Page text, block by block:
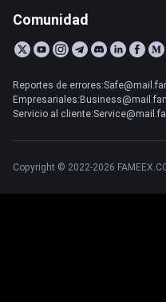
Comunidad
Reportes de
Servicio al
Copyright © 2022-2026